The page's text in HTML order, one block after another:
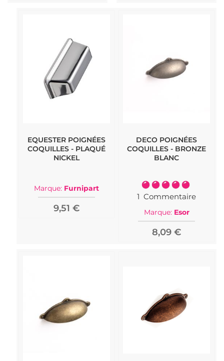
EQUESTER POIGNÉES
COQUILLES - PLAQUÉ
NICKEL
Marque: Furnipart
9,51 €
DECO POIGNÉES
COQUILLES - BRONZE
BLANC
Notation:
100%
1 Commentaire
Marque: Esor
8,09 €